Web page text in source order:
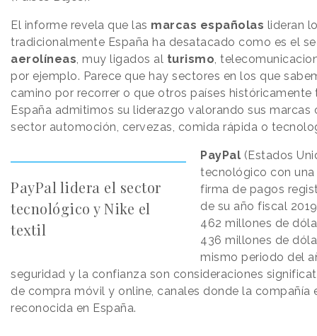
El informe revela que las marcas españolas lideran
tradicionalmente España ha desatacado como es el
aerolíneas , muy ligados al turismo ,
por ejemplo. Parece que hay sectores en los que
camino por recorrer o que otros países históricamente
España admitimos su liderazgo valorando sus marcas
sector automoción, cervezas, comida rápida o
PayPal lidera el sector
tecnológico y Nike el
textil
PayPal (Estados
tecnológico con
firma de pagos
de su año fiscal
462 millones de
436 millones de
mismo periodo del
seguridad y la confianza son consideraciones
de compra móvil y online, canales donde la compañía
reconocida en España.